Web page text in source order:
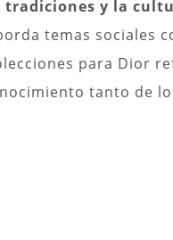
y la
temas sociales
para Dior
tanto de